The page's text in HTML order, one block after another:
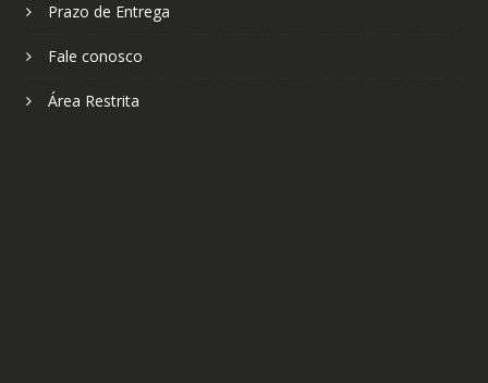
Prazo de Entrega
Fale conosco
Área Restrita